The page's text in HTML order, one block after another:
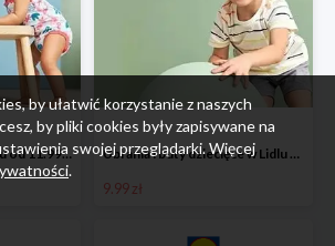
Moda dziecięca w Lidlu od 11.99 zł Ubrania i buty dziecięce w Lidlu Online od 9,99 zł
9.99 zł
by ułatwić korzystanie z naszych
by pliki cookies były zapisywane na
swojej przeglądarki. Więcej
.